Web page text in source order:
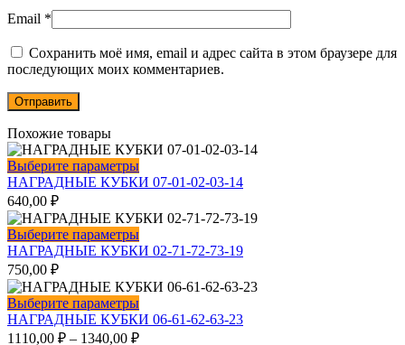
Email *
Сохранить моё имя, email и адрес сайта в этом браузере для
последующих моих комментариев.
Похожие товары
Выберите параметрыЭтот
товар
несколько
вариаций.
Опции
можно
выбрать
на
странице
товара.
НАГРАДНЫЕ КУБКИ 07-01-02-03-14
640,00 ₽
Выберите параметрыЭтот
товар
несколько
вариаций.
Опции
можно
НАГРАДНЫЕ КУБКИ 02-71-72-73-19
750,00 ₽
Выберите параметрыЭтот
товар
имеет
НАГРАДНЫЕ КУБКИ 06-61-62-63-23
1110,00 ₽ – 1340,00 ₽